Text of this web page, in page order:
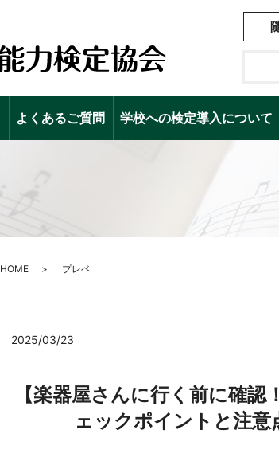
よくあるご質問 学校への検定導入について
HOME プレベ
2025/03/23
【楽器屋さんに行く前に確
ェックポイントと注意